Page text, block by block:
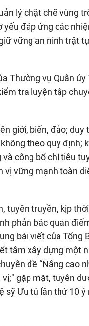
lý chặt chẽ vùng
yếu đáp ứng các
vững an ninh trật
Thường vụ Quân ủy
tra luyện tập
giới, biển, đảo; duy
theo quy định;
công bố chỉ tiêu
vị vững mạnh toàn
tuyên truyền, kịp
phản bác quan
bài viết của Tổng
tâm xây dựng một
đề “Nâng cao
gặp mặt, tuyên
sỹ Ưu tú lần thứ 10 ý